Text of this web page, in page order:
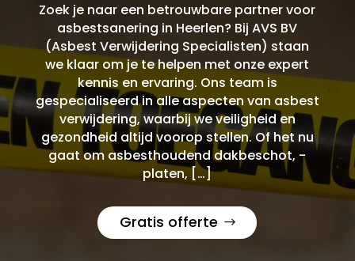
Zoek je naar een betrouwbare partner voor
asbestsanering in Heerlen? Bij AVS BV
(Asbest Verwijdering Specialisten) staan
we klaar om je te helpen met onze expert
kennis en ervaring. Ons team is
gespecialiseerd in alle aspecten van asbest
verwijdering, waarbij we veiligheid en
gezondheid altijd voorop stellen. Of het nu
gaat om asbesthoudend dakbeschot, -
platen, […]
Gratis offerte